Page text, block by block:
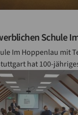
Schule
Im Hoppenlau mit
hat 100-